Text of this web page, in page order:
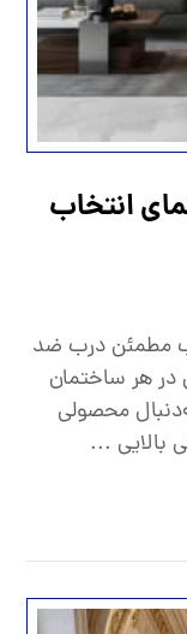
انتخاب
مطمئن درب ضد
در هر ساختمان
محصولی
بالایی ...